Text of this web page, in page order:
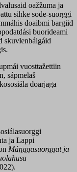
oažžuma ja
sihke sode-suorggi
doaibmi bargiid
buorideami
skuvlenbálgáid
vuosttažettiin
sápmelaš
doarjaga
ja Lappi
Máŋggasuorggat ja